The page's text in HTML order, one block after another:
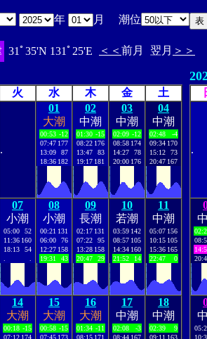
年 月 潮位
31ﾟ35'N 131ﾟ25'E ＜＜ 前月 翌月 ＞＞
火 水 木 金 土
.
01
大潮
00:53 -12
07:47 177
13:09
87
18:36 182
02
中潮
01:30 -15
08:22 176
13:47
83
19:17 181
03
中潮
02:09 -12
08:58 174
14:27
78
20:00 176
04
中潮
02:48
-4
09:34 170
15:12
73
20:47 167
07
小潮
05:00
52
11:36 160
18:13
54
08
小潮
00:21 131
06:00
76
12:27 158
19:31
43
09
長潮
02:17 131
07:22
95
13:28 158
20:47
29
10
若潮
03:59 142
08:57 105
14:34 160
21:52
14
11
中潮
05:07 156
10:15 105
15:36 165
22:47
0
14
大潮
00:18 -15
07:12 174
15
大潮
00:58 -15
07:45 173
16
大潮
01:34 -11
08:15 171
17
中潮
02:08
-3
08:44 167
18
中潮
02:39
9
09:11 163
.